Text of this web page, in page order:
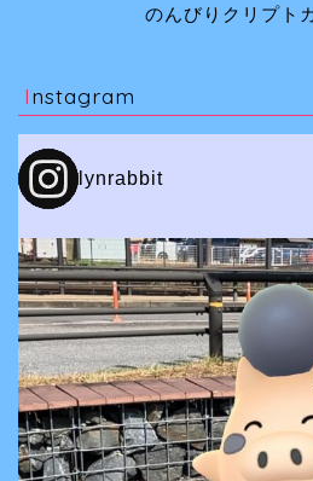
のんびりクリプト
Instagram
lynrabbit